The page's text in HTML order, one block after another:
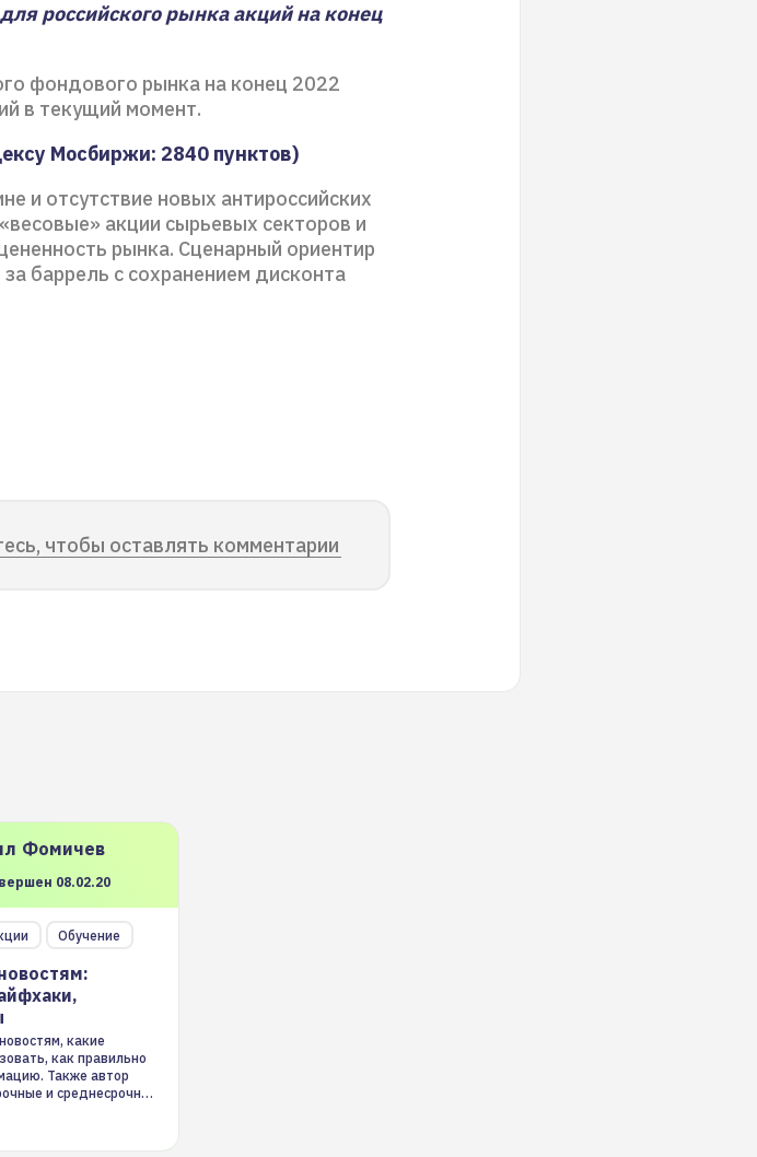
российского рынка акций на конец
фондового рынка на конец 2022
в текущий момент.
Мосбиржи: 2840 пунктов)
и отсутствие новых антироссийских
акции сырьевых секторов и
рынка. Сценарный ориентир
баррель с сохранением дисконта
чтобы оставлять комментарии
Фомичев
08.02.20
Обучение
какие
как правильно
Также автор
и среднесрочные